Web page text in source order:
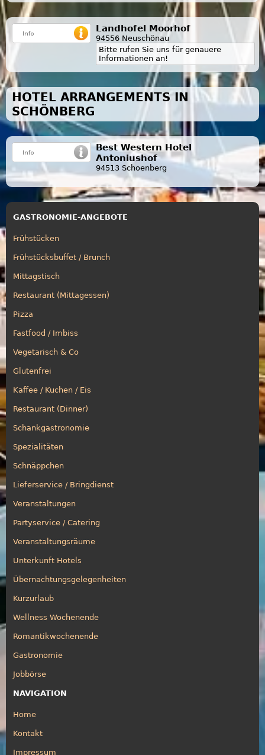
Landhofel Moorhof
94556 Neuschönau
Bitte rufen Sie uns für genauere
Informationen an!
HOTEL ARRANGEMENTS IN
SCHÖNBERG
Best Western Hotel
Antoniushof
94513 Schoenberg
GASTRONOMIE-ANGEBOTE
Frühstücken
Frühstücksbuffet / Brunch
Mittagstisch
Restaurant (Mittagessen)
Pizza
Fastfood / Imbiss
Vegetarisch & Co
Glutenfrei
Kaffee / Kuchen / Eis
Restaurant (Dinner)
Schankgastronomie
Spezialitäten
Schnäppchen
Lieferservice / Bringdienst
Veranstaltungen
Partyservice / Catering
Veranstaltungsräume
Unterkunft Hotels
Übernachtungsgelegenheiten
Kurzurlaub
Wellness Wochenende
Romantikwochenende
Gastronomie
Jobbörse
NAVIGATION
Home
Kontakt
Impressum